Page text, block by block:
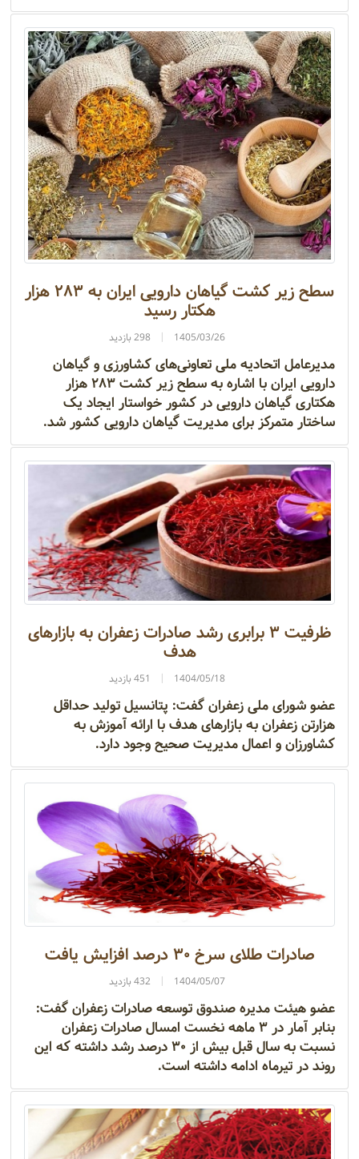
سطح زیر کشت گیاهان دارویی ایران به ۲۸۳ هزار
هکتار رسید
1405/03/26 298 بازدید
مدیرعامل اتحادیه ملی تعاونی‌های کشاورزی و گیاهان
دارویی ایران با اشاره به سطح زیر کشت ۲۸۳ هزار
هکتاری گیاهان دارویی در کشور خواستار ایجاد یک
ساختار متمرکز برای مدیریت گیاهان دارویی کشور شد.
ظرفیت ۳ برابری رشد صادرات زعفران به بازار‌های
هدف
1404/05/18 451 بازدید
عضو شورای ملی زعفران گفت: پتانسیل تولید حداقل
هزارتن زعفران به بازار‌های هدف با ارائه آموزش به
کشاورزان و اعمال مدیریت صحیح وجود دارد.
صادرات طلای سرخ ۳۰ درصد افزایش یافت
1404/05/07 432 بازدید
عضو هیئت مدیره صندوق توسعه صادرات زعفران گفت:
بنابر آمار در ۳ ماهه نخست امسال صادرات زعفران
نسبت به سال قبل بیش از ۳۰ درصد رشد داشته که این
روند در تیرماه ادامه داشته است.